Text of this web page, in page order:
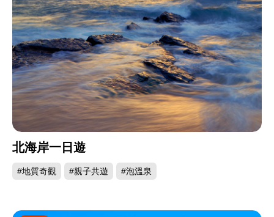
北海岸一日遊
#地質奇觀 #親子共遊 #泡溫泉